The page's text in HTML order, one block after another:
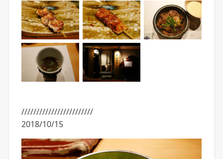
////////////////////////
2018/10/15